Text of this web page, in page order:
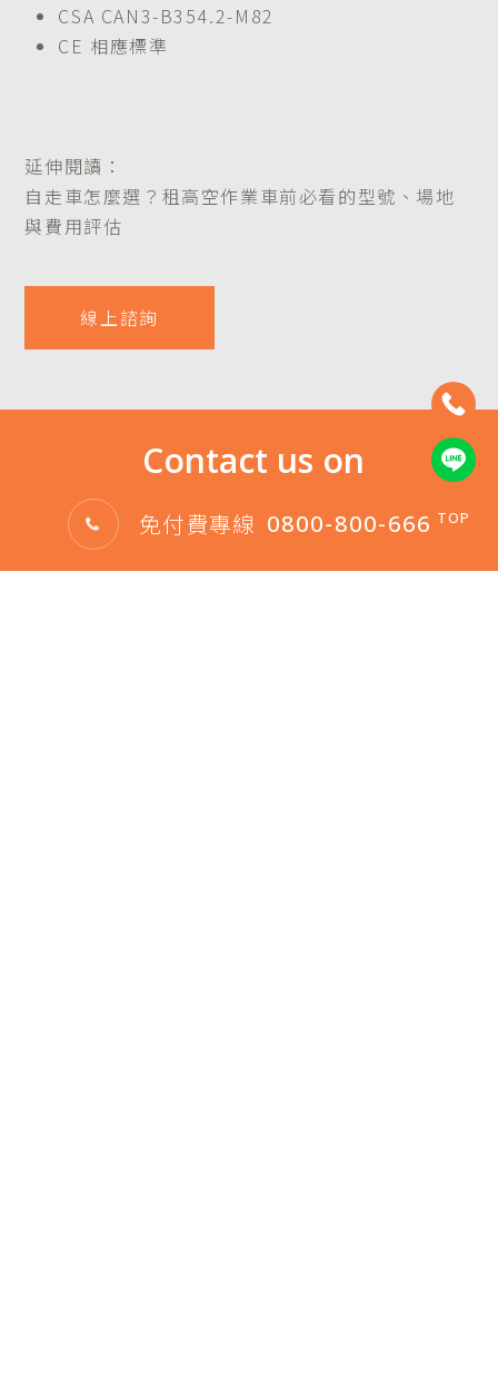
CSA CAN3-B354.2-M82
CE 相應標準
延伸閱讀：
自走車怎麼選？租高空作業車前必看的型號、場地
與費用評估​​​​​​​
線上諮詢
Contact us on
免付費專線 0800-800-666 TOP